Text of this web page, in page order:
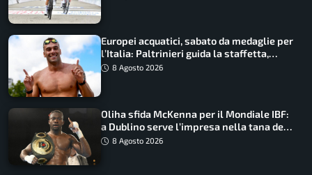
Europei acquatici, sabato da medaglie per
l’Italia: Paltrinieri guida la staffetta,
Barnabà sogna l’oro dalle grandi altezze
8 Agosto 2026
Oliha sfida McKenna per il Mondiale IBF:
a Dublino serve l’impresa nella tana del
lupo8 Agosto 2026